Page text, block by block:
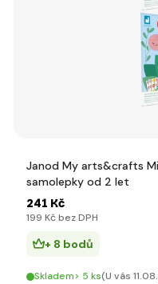
Janod My arts&crafts
samolepky od 2 let
241 Kč
199 Kč bez DPH
+ 8 bodů
Skladem> 5 ks(U vás